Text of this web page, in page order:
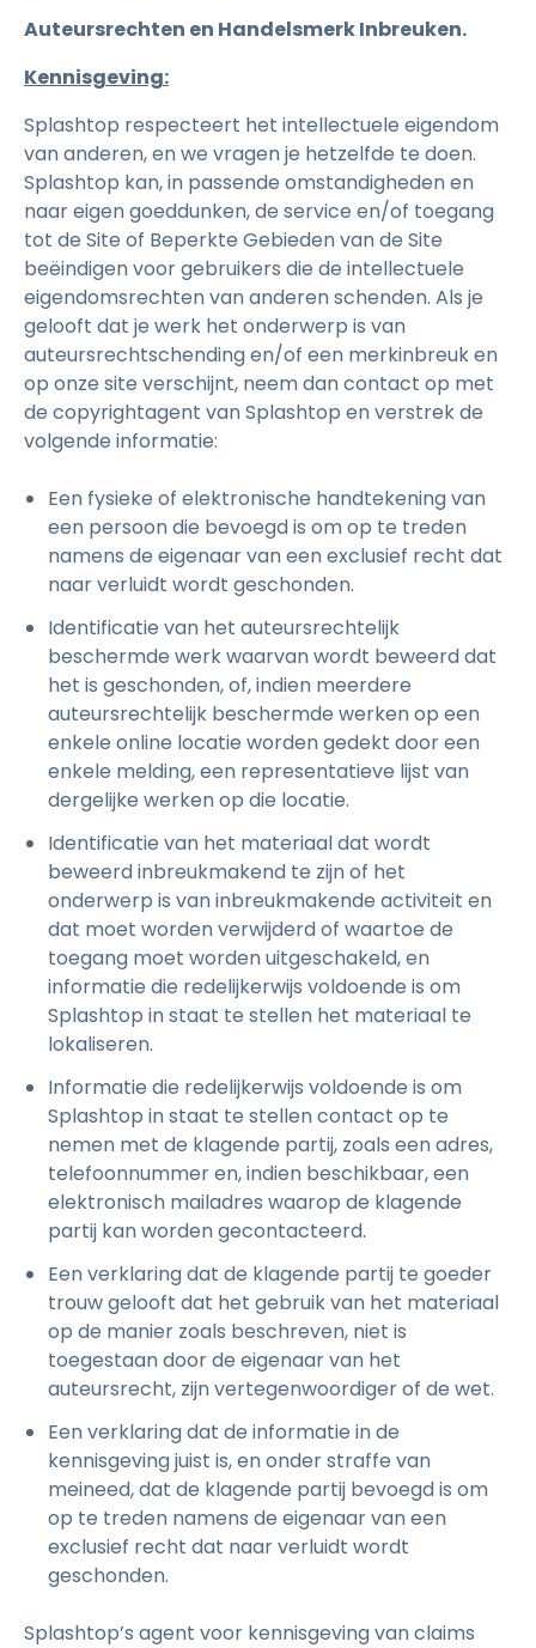
Auteursrechten en Handelsmerk Inbreuken.
Kennisgeving:
Splashtop respecteert het intellectuele eigendom
van anderen, en we vragen je hetzelfde te doen.
Splashtop kan, in passende omstandigheden en
naar eigen goeddunken, de service en/of toegang
tot de Site of Beperkte Gebieden van de Site
beëindigen voor gebruikers die de intellectuele
eigendomsrechten van anderen schenden. Als je
gelooft dat je werk het onderwerp is van
auteursrechtschending en/of een merkinbreuk en
op onze site verschijnt, neem dan contact op met
de copyrightagent van Splashtop en verstrek de
volgende informatie:
Een fysieke of elektronische handtekening van
een persoon die bevoegd is om op te treden
namens de eigenaar van een exclusief recht dat
naar verluidt wordt geschonden.
Identificatie van het auteursrechtelijk
beschermde werk waarvan wordt beweerd dat
het is geschonden, of, indien meerdere
auteursrechtelijk beschermde werken op een
enkele online locatie worden gedekt door een
enkele melding, een representatieve lijst van
dergelijke werken op die locatie.
Identificatie van het materiaal dat wordt
beweerd inbreukmakend te zijn of het
onderwerp is van inbreukmakende activiteit en
dat moet worden verwijderd of waartoe de
toegang moet worden uitgeschakeld, en
informatie die redelijkerwijs voldoende is om
Splashtop in staat te stellen het materiaal te
lokaliseren.
Informatie die redelijkerwijs voldoende is om
Splashtop in staat te stellen contact op te
nemen met de klagende partij, zoals een adres,
telefoonnummer en, indien beschikbaar, een
elektronisch mailadres waarop de klagende
partij kan worden gecontacteerd.
Een verklaring dat de klagende partij te goeder
trouw gelooft dat het gebruik van het materiaal
op de manier zoals beschreven, niet is
toegestaan door de eigenaar van het
auteursrecht, zijn vertegenwoordiger of de wet.
Een verklaring dat de informatie in de
kennisgeving juist is, en onder straffe van
meineed, dat de klagende partij bevoegd is om
op te treden namens de eigenaar van een
exclusief recht dat naar verluidt wordt
geschonden.
Splashtop’s agent voor kennisgeving van claims